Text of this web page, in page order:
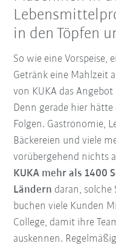
in den Töpfen
So wie eine Vorspeise,
Getränk eine Mahlzeit
von KUKA das
Denn gerade hier
Folgen. Gastronomie,
Bäckereien und viele
vorübergehend nichts
KUKA mehr als 1400
Ländern daran, solche
buchen viele Kunden
College, damit ihre
auskennen.